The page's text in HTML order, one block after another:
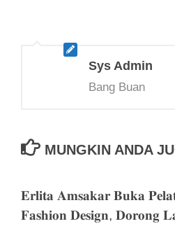
Sys Admin
Bang Buan
MUNGKIN ANDA
𝐄𝐫𝐥𝐢𝐭𝐚 𝐀𝐦𝐬𝐚𝐤𝐚𝐫 𝐁𝐮𝐤𝐚
𝐅𝐚𝐬𝐡𝐢𝐨𝐧 𝐃𝐞𝐬𝐢𝐠𝐧, 𝐃𝐨𝐫𝐨𝐧𝐠